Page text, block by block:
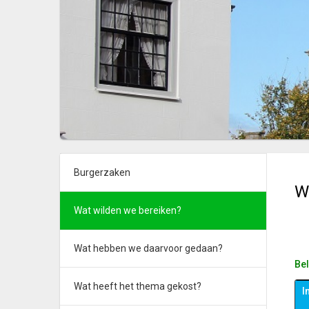
Burgerzaken
Wat wilden we bereiken?
Wat hebben we daarvoor gedaan?
Wat heeft het thema gekost?